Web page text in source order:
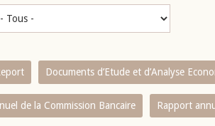
Documents d’Etude et d’Analyse
de la Commission Bancaire Rapport